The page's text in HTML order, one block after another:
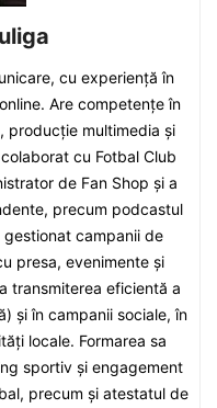
cu experiență în
Are competențe în
producție multimedia și
cu Fotbal Club
de Fan Shop și a
precum podcastul
gestionat campanii de
presa, evenimente și
transmiterea eficientă a
și în campanii sociale, în
locale. Formarea sa
sportiv și engagement
precum și atestatul de